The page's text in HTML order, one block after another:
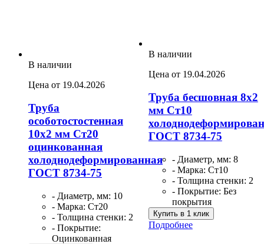
В наличии
Цена от 19.04.2026
Труба
особотостостенная
10х2 мм Ст20
оцинкованная
холоднодеформированная
ГОСТ 8734-75
- Диаметр, мм: 10
- Марка: Ст20
- Толщина стенки: 2
- Покрытие:
Оцинкованная
В наличии
Цена от 19.04.2026
Труба бесшовная 8х2
мм Ст10
ГОСТ 8734-75
- Диаметр, мм: 8
- Марка: Ст10
- Толщина стенки: 2
- Покрытие: Без
покрытия
Купить в 1 клик
Подробнее